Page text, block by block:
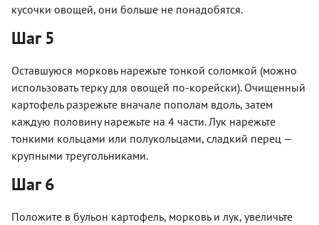
кусочки овощей, они больше не понадобятся.
Шаг 5
Оставшуюся морковь нарежьте тонкой соломкой (можно
использовать терку для овощей по-корейски). Очищенный
картофель разрежьте вначале пополам вдоль, затем
каждую половину нарежьте на 4 части. Лук нарежьте
тонкими кольцами или полукольцами, сладкий перец —
крупными треугольниками.
Шаг 6
Положите в бульон картофель, морковь и лук, увеличьте